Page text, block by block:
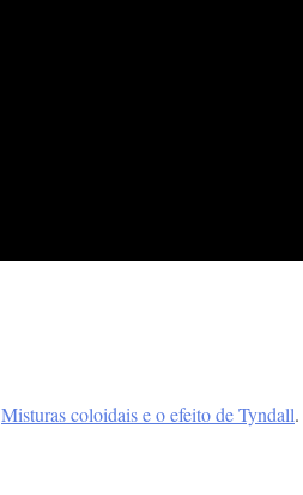
Misturas coloidais e o efeito de Tyndall.